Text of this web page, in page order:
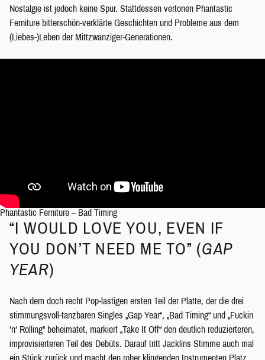
Nostalgie ist jedoch keine Spur. Stattdessen vertonen Phantastic
Ferniture bitterschön-verklärte Geschichten und Probleme aus dem
(Liebes-)Leben der Mittzwanziger-Generationen.
Phantastic Ferniture – Bad Timing
“I WOULD LOVE YOU, EVEN IF
YOU DON’T NEED ME TO” (GAP
YEAR)
Nach dem doch recht Pop-lastigen ersten Teil der Platte, der die drei
stimmungsvoll-tanzbaren Singles „Gap Year“, „Bad Timing“ und „Fuckin
‘n‘ Rolling“ beheimatet, markiert „Take It Off“ den deutlich reduzierteren,
improvisierteren Teil des Debüts. Darauf tritt Jacklins Stimme auch mal
ein Stück zurück und macht den roher klingenden Instrumenten Platz,